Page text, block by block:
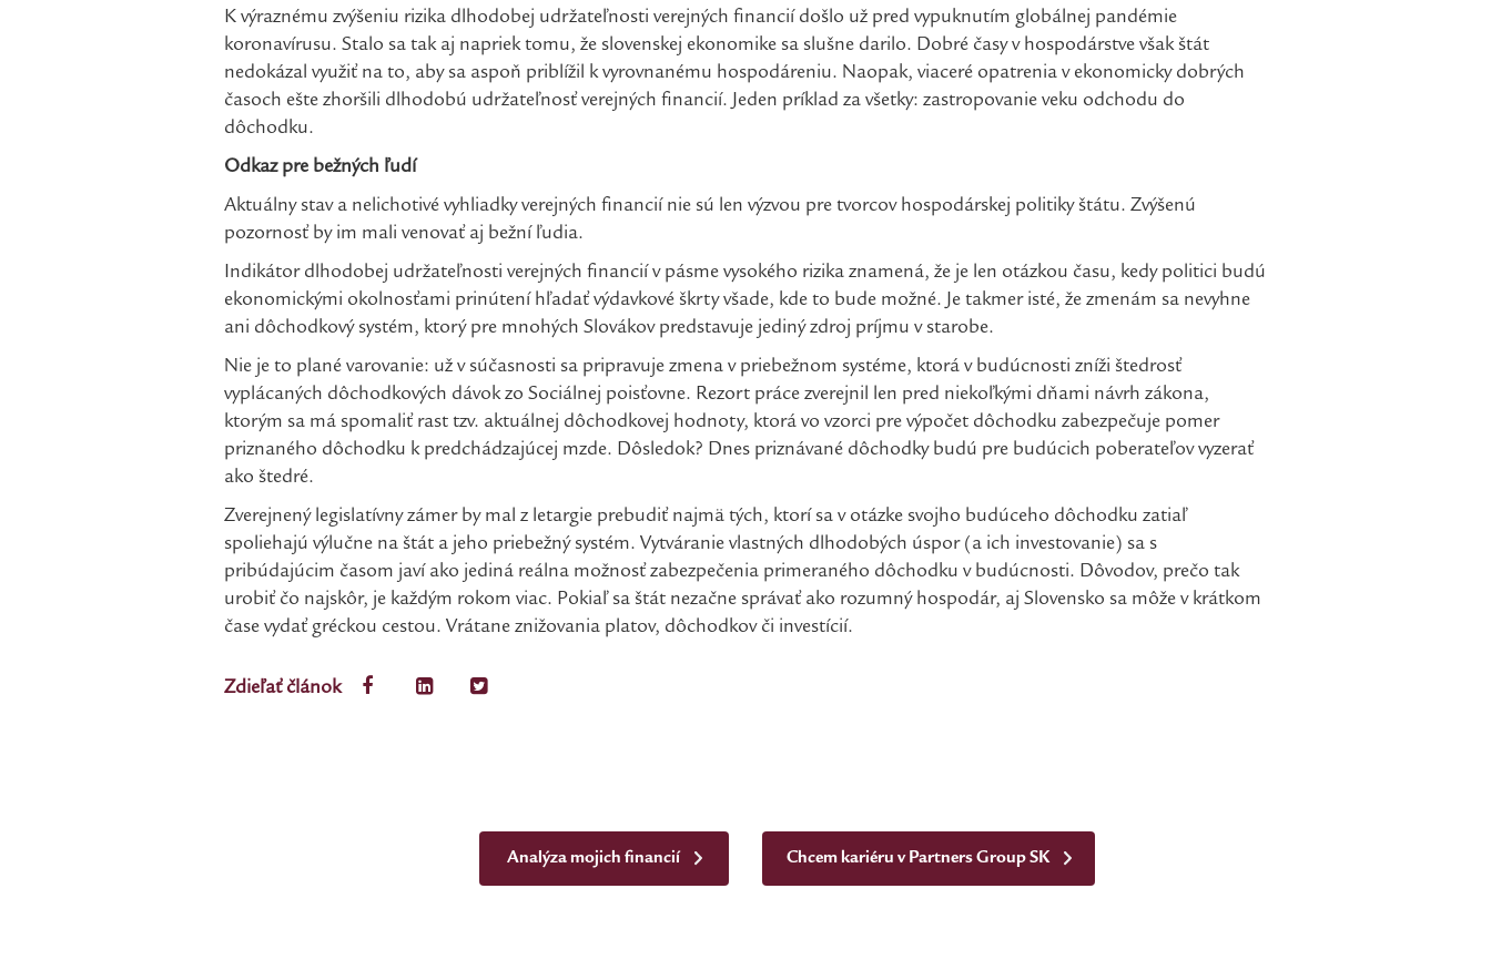
K výraznému zvýšeniu rizika dlhodobej udržateľnosti verejných financií došlo už pred vypuknutím globálnej pandémie
koronavírusu. Stalo sa tak aj napriek tomu, že slovenskej ekonomike sa slušne darilo. Dobré časy v hospodárstve však štát
nedokázal využiť na to, aby sa aspoň priblížil k vyrovnanému hospodáreniu. Naopak, viaceré opatrenia v ekonomicky dobrých
časoch ešte zhoršili dlhodobú udržateľnosť verejných financií. Jeden príklad za všetky: zastropovanie veku odchodu do
dôchodku.
Odkaz pre bežných ľudí
Aktuálny stav a nelichotivé vyhliadky verejných financií nie sú len výzvou pre tvorcov hospodárskej politiky štátu. Zvýšenú
pozornosť by im mali venovať aj bežní ľudia.
Indikátor dlhodobej udržateľnosti verejných financií v pásme vysokého rizika znamená, že je len otázkou času, kedy politici budú
ekonomickými okolnosťami prinútení hľadať výdavkové škrty všade, kde to bude možné. Je takmer isté, že zmenám sa nevyhne
ani dôchodkový systém, ktorý pre mnohých Slovákov predstavuje jediný zdroj príjmu v starobe.
Nie je to plané varovanie: už v súčasnosti sa pripravuje zmena v priebežnom systéme, ktorá v budúcnosti zníži štedrosť
vyplácaných dôchodkových dávok zo Sociálnej poisťovne. Rezort práce zverejnil len pred niekoľkými dňami návrh zákona,
ktorým sa má spomaliť rast tzv. aktuálnej dôchodkovej hodnoty, ktorá vo vzorci pre výpočet dôchodku zabezpečuje pomer
priznaného dôchodku k predchádzajúcej mzde. Dôsledok? Dnes priznávané dôchodky budú pre budúcich poberateľov vyzerať
ako štedré.
Zverejnený legislatívny zámer by mal z letargie prebudiť najmä tých, ktorí sa v otázke svojho budúceho dôchodku zatiaľ
spoliehajú výlučne na štát a jeho priebežný systém. Vytváranie vlastných dlhodobých úspor (a ich investovanie) sa s
pribúdajúcim časom javí ako jediná reálna možnosť zabezpečenia primeraného dôchodku v budúcnosti. Dôvodov, prečo tak
urobiť čo najskôr, je každým rokom viac. Pokiaľ sa štát nezačne správať ako rozumný hospodár, aj Slovensko sa môže v krátkom
čase vydať gréckou cestou. Vrátane znižovania platov, dôchodkov či investícií.
Zdieľať článok
Analýza mojich financií Chcem kariéru v Partners Group SK